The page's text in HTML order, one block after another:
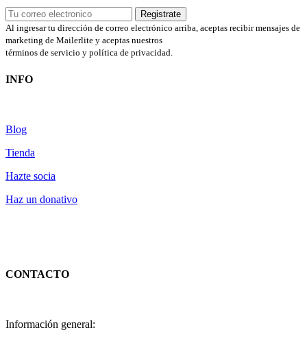
Al ingresar tu dirección de correo electrónico arriba, aceptas recibir mensajes de
marketing de Mailerlite y aceptas nuestros
términos de servicio y política de privacidad.
INFO
Blog
Tienda
Hazte socia
Haz un donativo
CONTACTO
Información general: